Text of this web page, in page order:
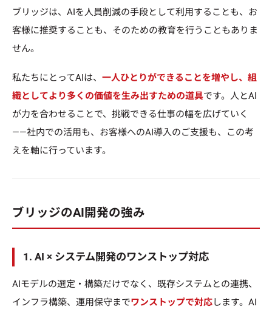
ブリッジは、AIを人員削減の手段として利用することも、お
客様に推奨することも、そのための教育を行うこともありま
せん。
私たちにとってAIは、 一人ひとりができることを増やし、組
織としてより多くの価値を生み出すための道具です。人とAI
が力を合わせることで、挑戦できる仕事の幅を広げていく
——社内での活用も、お客様へのAI導入のご支援も、この考
えを軸に行っています。
ブリッジのAI開発の強み
1. AI × システム開発のワンストップ対応
AIモデルの選定・構築だけでなく、既存システムとの連携、
インフラ構築、運用保守までワンストップで対応します。AI